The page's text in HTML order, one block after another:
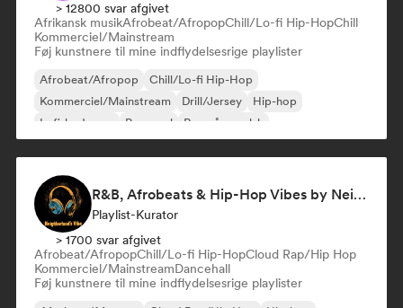
> 12800 svar afgivet
Afrikansk musikAfrobeat/AfropopChill/Lo-fi Hip-HopChill
Kommerciel/Mainstream
Føj kunstnere til mine indflydelsesrige playlister
Afrobeat/Afropop
Chill/Lo-fi Hip-Hop
Kommerciel/Mainstream
Drill/Jersey
Hip-hop
Lofi-bedroom
Pop-soul Rap på engelsk
R&B, Afrobeats & Hip-Hop Vibes by Neighborhood's Vibe
Playlist-Kurator
> 1700 svar afgivet
Afrobeat/AfropopChill/Lo-fi Hip-HopCloud Rap/Hip Hop
Kommerciel/MainstreamDancehall
Føj kunstnere til mine indflydelsesrige playlister